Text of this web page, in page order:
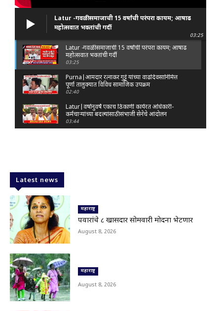
Latur -गवळी समाजाची 15 वर्षांची परंपरा कायम; आषाढ
महोत्सवात भक्तांची गर्दी
03:25
Latur -गवळी समाजाची 15 वर्षांची परंपरा कायम; आषाढ
महोत्सवात भक्तांची गर्दी
03:25
Purna|आमदार रत्नाकर गुट्टे यांच्या वाढदिवसानिमित्त
पूर्णा तालुक्यात विविध सामाजिक उपक्रम
02:40
Latur|वर्षानुवर्षे एकाच ठिकाणी कार्यरत अधिकारी-
कर्मचाऱ्यांच्या बदल्यांसाठी संभाजी सेनेचे आंदोलन
03:44
Solapur| मोहोळमध्ये संजय राऊत यांच्या प्रतिमेला
Latur|नांदेड–बिदर महामार्गावरील सिमेंट रस्त्याला मोठ्या
भेगा; अपघाताचा धोका
00:59
Latur|शिवराज पाटील चाकूरकर यांच्या भव्य स्मारकाची
तयारी; चार दिवसांत मोठा निर्णय!
03:22
Nanded|धर्मेंद्र प्रधानांच्या राजीनाम्यावर राकेश टिकैतांचे
मोठे वक्तव्य..
01:30
Latest news
महाराष्ट्र
पवारांचे ८ खासदार सोमवारी मोदींना भेटणार
August 8, 2026
महाराष्ट्र
August 8, 2026